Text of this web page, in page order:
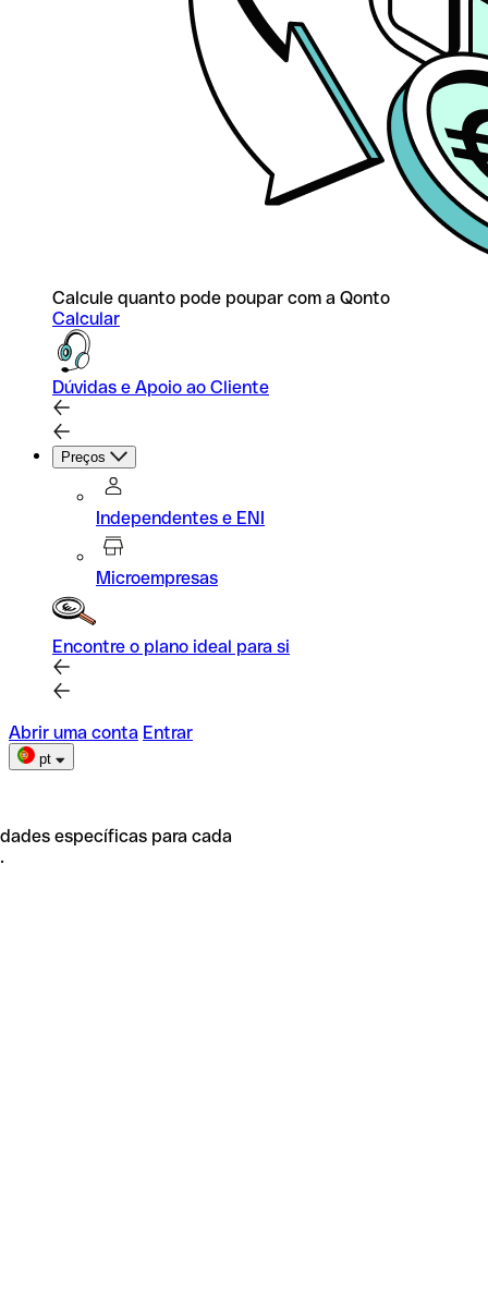
Calcule quanto pode poupar com a Qonto
Calcular
Dúvidas e Apoio ao Cliente
Preços
Independentes e ENI
Microempresas
Encontre o plano ideal para si
Abrir uma conta Entrar
pt
específicas para cada